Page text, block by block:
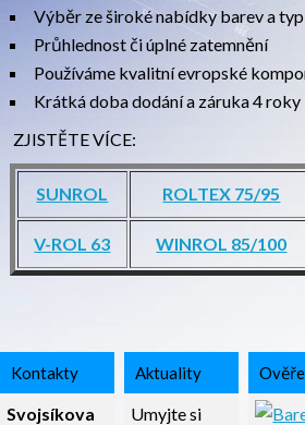
Výběr ze široké nabídky barev a
Průhlednost či úplné zatemnění
Používáme kvalitní evropské
Krátká doba dodání a záruka 4 roky
ZJISTĚTE VÍCE:
SUNROL ROLTEX 75/95
V-ROL 63 WINROL 85/100
Kontakty
Svojsíkova
Aktuality
Umyjte si